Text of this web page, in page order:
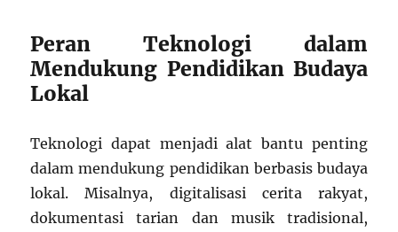
Peran Teknologi dalam
Mendukung Pendidikan Budaya
Lokal
Teknologi dapat menjadi alat bantu penting
dalam mendukung pendidikan berbasis budaya
lokal. Misalnya, digitalisasi cerita rakyat,
dokumentasi tarian dan musik tradisional,